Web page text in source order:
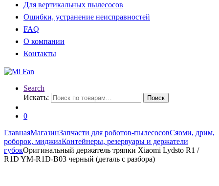
Для вертикальных пылесосов
Ошибки, устранение неисправностей
FAQ
О компании
Контакты
Search
Искать:
Поиск
0
ГлавнаяМагазинЗапчасти для роботов-пылесосовСяоми, дрим,
роборок, миджиаКонтейнеры, резервуары и держатели
губокОригинальный держатель тряпки Xiaomi Lydsto R1 /
R1D YM-R1D-B03 черный (деталь с разбора)